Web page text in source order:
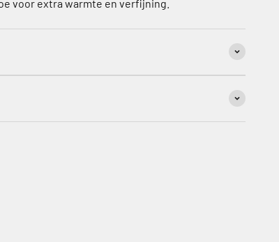
voor extra warmte en verfijning.